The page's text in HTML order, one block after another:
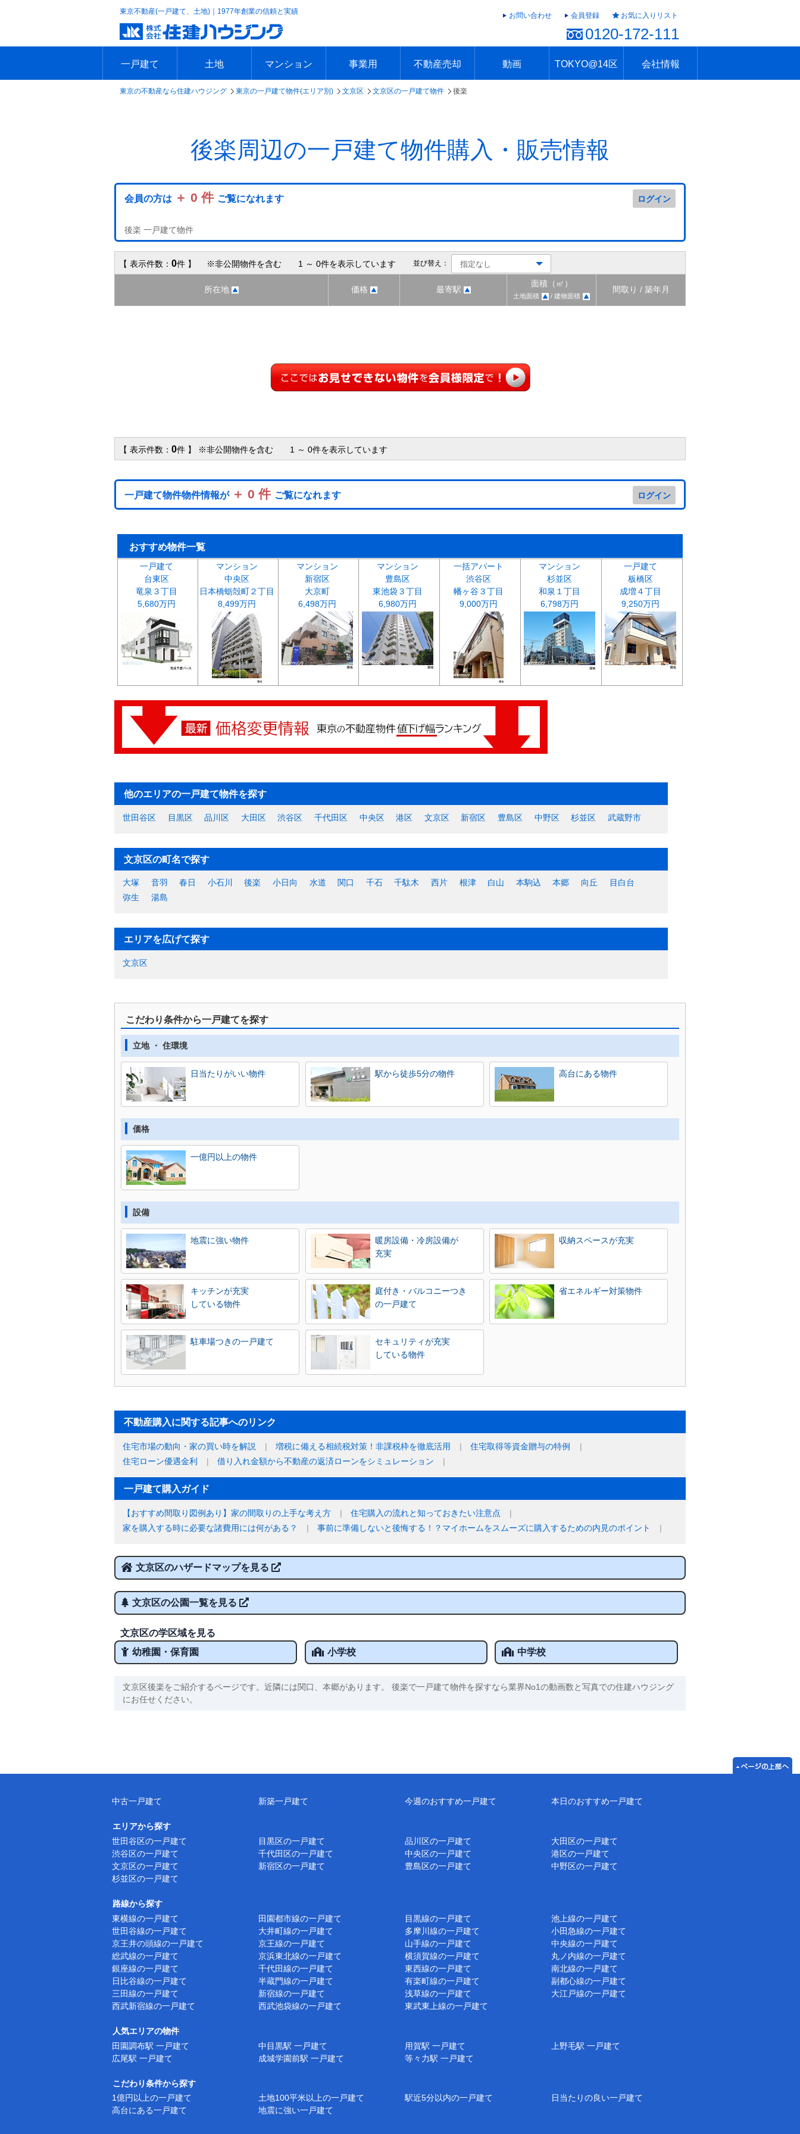
東京不動産(一戸建て、土地)｜1977年創業の信頼と実績
お問い合わせ 会員登録 お気に入りリスト
0120-172-111
一戸建て
エリアで探す
沿線で探す
新築一戸建て
中古一戸建て
本日の新着物件
今週の新着物件
土地
エリアで探す
沿線で探す
本日の新着物件
今週の新着物件
マンション
エリアで探す
沿線で探す
本日の新着物件
今週の新着物件
事業用
エリアで探す
沿線で探す
本日の新着物件
今週の新着物件
不動産売却
不動産売却トップ
簡単無料査定
不動産売却の流れ
不動産売却 Q&A
海外からの不動産売買
動画 TOKYO@14区 会社情報
東京の不動産なら住建ハウジング 東京の一戸建て物件(エリア別) 文京区 文京区の一戸建て物件 後楽
後楽周辺の一戸建て物件購入・販売情報
会員の方は ＋ 0 件 ご覧になれます ログイン
後楽 一戸建て物件
【 表示件数： 0件 】 ※非公開物件を含む 1 ～ 0件を表示しています 並び替え：
所在地 価格 最寄駅
面積（㎡）
土地面積 / 建物面積
間取り / 築年月
【 表示件数： 0件 】 ※非公開物件を含む 1 ～ 0件を表示しています
一戸建て物件物件情報が ＋ 0 件 ご覧になれます ログイン
おすすめ物件一覧
一戸建て
台東区
竜泉３丁目
5,680万円
マンション
中央区
日本橋蛎殻町２丁目
8,499万円
マンション
新宿区
大京町
6,498万円
マンション
豊島区
東池袋３丁目
6,980万円
一括アパート
渋谷区
幡ヶ谷３丁目
9,000万円
マンション
杉並区
和泉１丁目
6,798万円
一戸建て
板橋区
成増４丁目
9,250万円
他のエリアの一戸建て物件を探す
世田谷区 目黒区 品川区 大田区 渋谷区 千代田区 中央区 港区 文京区 新宿区 豊島区 中野区 杉並区 武蔵野市
文京区の町名で探す
大塚 音羽 春日 小石川 後楽 小日向 水道 関口 千石 千駄木 西片 根津 白山 本駒込 本郷 向丘
目白台
弥生
湯島
エリアを広げて探す
文京区
こだわり条件から一戸建てを探す
立地 ・ 住環境
日当たりがいい物件 駅から徒歩5分の物件 高台にある物件
価格
一億円以上の物件
設備
地震に強い物件
暖房設備・冷房設備が
充実
収納スペースが充実
キッチンが充実
している物件
庭付き・バルコニーつき
の一戸建て
省エネルギー対策物件
駐車場つきの一戸建て
セキュリティが充実
している物件
不動産購入に関する記事へのリンク
住宅市場の動向・家の買い時を解説 増税に備える相続税対策！非課税枠を徹底活用
住宅取得等資金贈与の特例
住宅ローン優遇金利
借り入れ金額から不動産の返済ローンをシミュレーション
一戸建て購入ガイド
【おすすめ間取り図例あり】家の間取りの上手な考え方
住宅購入の流れと知っておきたい注意点
家を購入する時に必要な諸費用には何がある？
事前に準備しないと後悔する！？マイホームをスムーズに購入するための内見のポイント
文京区のハザードマップを見る
文京区の公園一覧を見る
文京区の学区域を見る
幼稚園・保育園
小学校 中学校
文京区後楽をご紹介するページです。近隣には関口、本郷があります。 後楽で一戸建て物件を探すなら業界No1の動画数と写真での住建ハウジング
にお任せください。
中古一戸建て 新築一戸建て 今週のおすすめ一戸建て 本日のおすすめ一戸建て
エリアから探す
世田谷区の一戸建て
目黒区の一戸建て 品川区の一戸建て
大田区の一戸建て
渋谷区の一戸建て
千代田区の一戸建て 中央区の一戸建て
港区の一戸建て
文京区の一戸建て
新宿区の一戸建て 豊島区の一戸建て
中野区の一戸建て
杉並区の一戸建て
路線から探す
東横線の一戸建て
田園都市線の一戸建て 目黒線の一戸建て
池上線の一戸建て
世田谷線の一戸建て
大井町線の一戸建て 多摩川線の一戸建て
小田急線の一戸建て
京王井の頭線の一戸建て
京王線の一戸建て 山手線の一戸建て
中央線の一戸建て
総武線の一戸建て
京浜東北線の一戸建て 横須賀線の一戸建て
丸ノ内線の一戸建て
銀座線の一戸建て
千代田線の一戸建て 東西線の一戸建て
南北線の一戸建て
日比谷線の一戸建て
半蔵門線の一戸建て 有楽町線の一戸建て
副都心線の一戸建て
三田線の一戸建て
新宿線の一戸建て 浅草線の一戸建て
大江戸線の一戸建て
西武新宿線の一戸建て
西武池袋線の一戸建て 東武東上線の一戸建て
人気エリアの物件
田園調布駅 一戸建て
中目黒駅 一戸建て 用賀駅 一戸建て
上野毛駅 一戸建て
広尾駅 一戸建て
成城学園前駅 一戸建て 等々力駅 一戸建て
こだわり条件から探す
1億円以上の一戸建て
土地100平米以上の一戸建て 駅近5分以内の一戸建て
日当たりの良い一戸建て
高台にある一戸建て
地震に強い一戸建て